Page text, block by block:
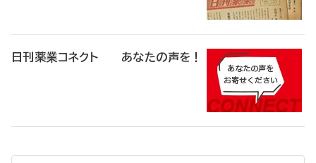
日刊薬業コネクト あなたの声を！